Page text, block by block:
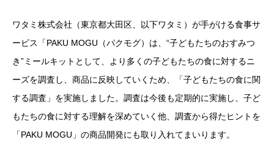
ワタミ株式会社（東京都大田区、以下ワタミ）が手がける食事サ
ービス「PAKU MOGU（パクモグ）は、“子どもたちのおすみつ
き”ミールキットとして、より多くの子どもたちの食に対するニ
ーズを調査し、商品に反映していくため、「子どもたちの食に関
する調査」を実施しました。調査は今後も定期的に実施し、子ど
もたちの食に対する理解を深めていく他、調査から得たヒントを
「PAKU MOGU」の商品開発にも取り入れてまいります。